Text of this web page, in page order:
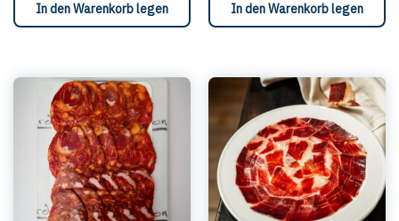
In den Warenkorb legen In den Warenkorb legen